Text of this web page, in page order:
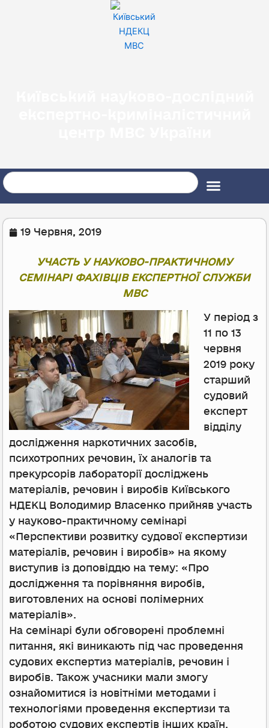
Search
19 Червня, 2019
УЧАСТЬ У НАУКОВО-ПРАКТИЧНОМУ
СЕМІНАРІ ФАХІВЦІВ ЕКСПЕРТНОЇ СЛУЖБИ
МВС
У період з
11 по 13
червня
2019 року
старший
судовий
експерт
відділу
дослідження наркотичних засобів,
психотропних речовин, їх аналогів та
прекурсорів лабораторії досліджень
матеріалів, речовин і виробів Київського
НДЕКЦ Володимир Власенко прийняв участь
у науково-практичному семінарі
«Перспективи розвитку судової експертизи
матеріалів, речовин і виробів» на якому
виступив із доповіддю на тему: «Про
дослідження та порівняння виробів,
виготовлених на основі полімерних
матеріалів».
На семінарі були обговорені проблемні
питання, які виникають під час проведення
судових експертиз матеріалів, речовин і
виробів. Також учасники мали змогу
ознайомитися із новітніми методами і
технологіями проведення експертизи та
роботою судових експертів інших країн.